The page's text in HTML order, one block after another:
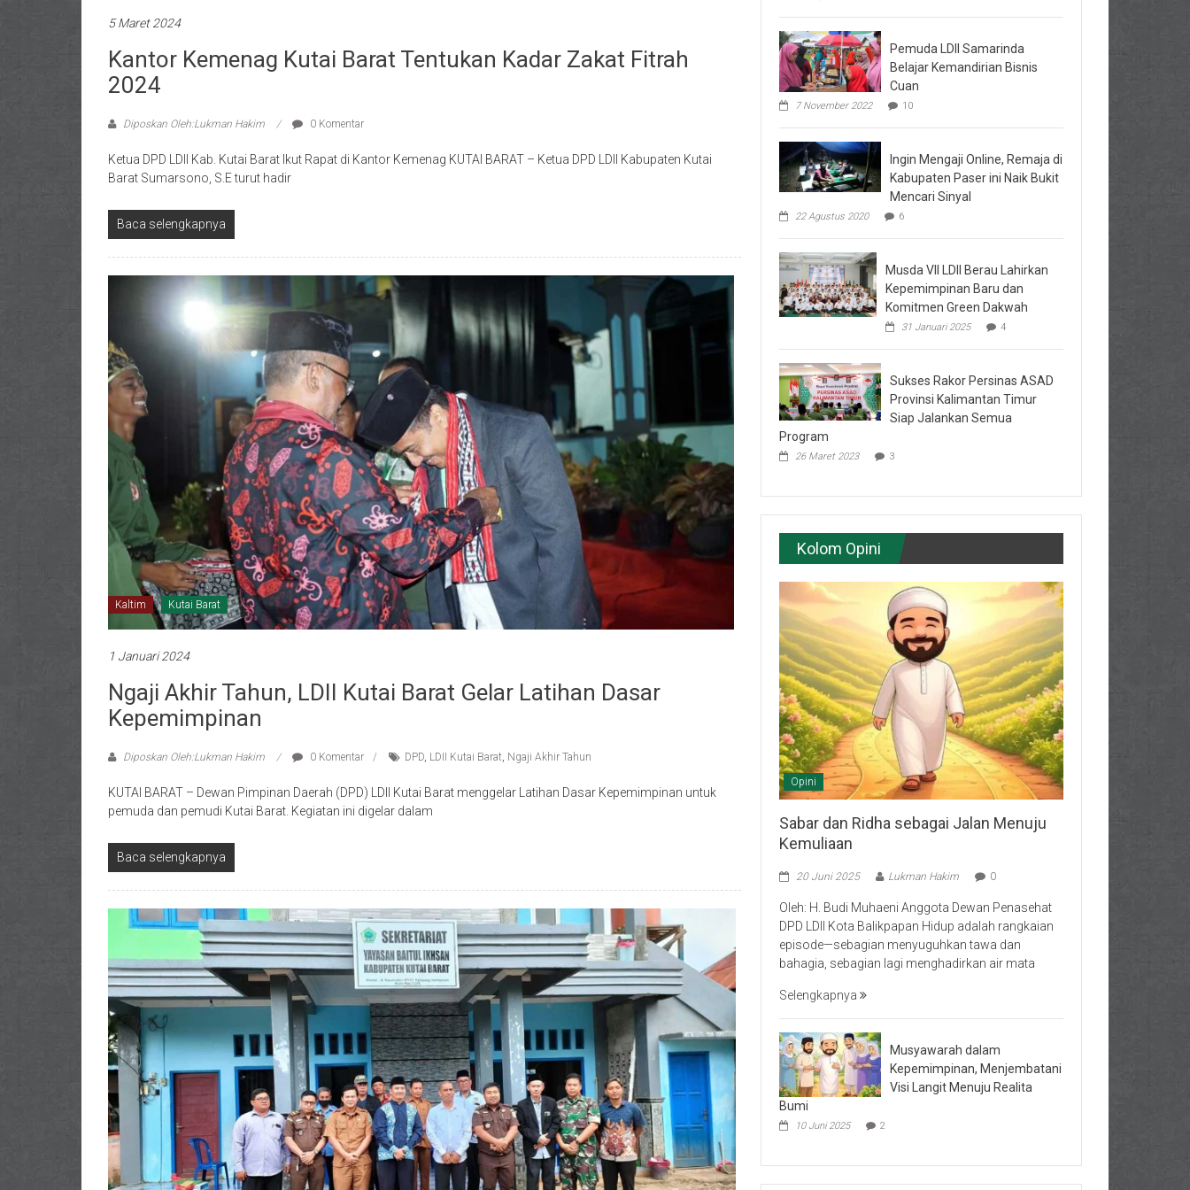
5 Maret 2024
Kantor Kemenag Kutai Barat Tentukan Kadar Zakat Fitrah
2024
Diposkan Oleh:Lukman Hakim 0 Komentar
Ketua DPD LDII Kab. Kutai Barat Ikut Rapat di Kantor Kemenag KUTAI BARAT – Ketua DPD LDII Kabupaten Kutai
Barat Sumarsono, S.E turut hadir
Baca selengkapnya
Kaltim Kutai Barat
1 Januari 2024
Ngaji Akhir Tahun, LDII Kutai Barat Gelar Latihan Dasar
Kepemimpinan
Diposkan Oleh:Lukman Hakim 0 Komentar DPD, LDII Kutai Barat, Ngaji Akhir Tahun
KUTAI BARAT – Dewan Pimpinan Daerah (DPD) LDII Kutai Barat menggelar Latihan Dasar Kepemimpinan untuk
pemuda dan pemudi Kutai Barat. Kegiatan ini digelar dalam
Baca selengkapnya
Pemuda LDII Samarinda
Belajar Kemandirian Bisnis
Cuan
7 November 2022 10
Ingin Mengaji Online, Remaja di
Kabupaten Paser ini Naik Bukit
Mencari Sinyal
22 Agustus 2020 6
Musda VII LDII Berau Lahirkan
Kepemimpinan Baru dan
Komitmen Green Dakwah
31 Januari 2025 4
Sukses Rakor Persinas ASAD
Provinsi Kalimantan Timur
Siap Jalankan Semua
Program
26 Maret 2023 3
Kolom Opini
Opini
Sabar dan Ridha sebagai Jalan Menuju
Kemuliaan
20 Juni 2025 Lukman Hakim 0
Oleh: H. Budi Muhaeni Anggota Dewan Penasehat
DPD LDII Kota Balikpapan Hidup adalah rangkaian
episode—sebagian menyuguhkan tawa dan
bahagia, sebagian lagi menghadirkan air mata
Selengkapnya
Musyawarah dalam
Kepemimpinan, Menjembatani
Visi Langit Menuju Realita
Bumi
10 Juni 2025 2